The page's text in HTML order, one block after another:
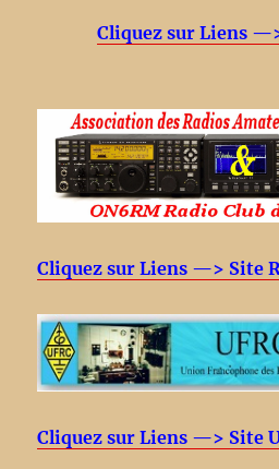
Cliquez sur Liens
Cliquez sur Liens —> Site
Cliquez sur Liens —> Site